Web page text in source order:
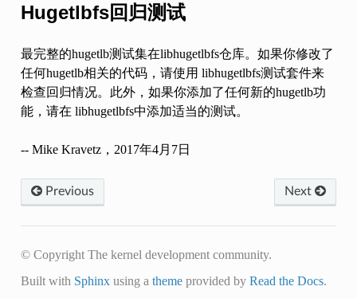
Hugetlbfs回归测试
最完整的hugetlb测试集在libhugetlbfs仓库。如果你修改了
任何hugetlb相关的代码，请使用 libhugetlbfs测试套件来
检查回归情况。此外，如果你添加了任何新的hugetlb功
能，请在 libhugetlbfs中添加适当的测试。
-- Mike Kravetz，2017年4月7日
Previous Next
© Copyright The kernel development community.
Built with Sphinxusing a themeprovided by Read the Docs.